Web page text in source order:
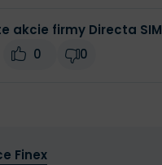
akcie firmy Directa SIM
0
0
Finex